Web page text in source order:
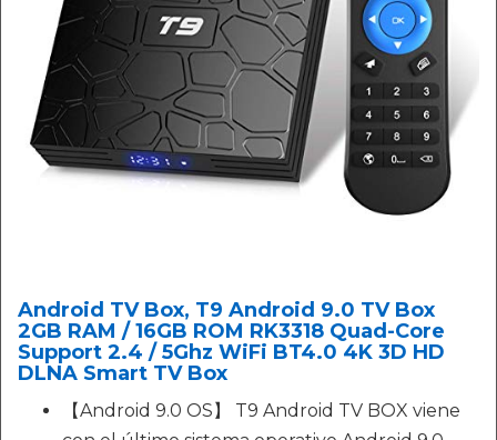
Android TV Box, T9 Android 9.0 TV Box
2GB RAM / 16GB ROM RK3318 Quad-Core
Support 2.4 / 5Ghz WiFi BT4.0 4K 3D HD
DLNA Smart TV Box
【Android 9.0 OS】 T9 Android TV BOX viene